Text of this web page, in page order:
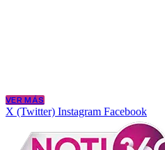
VER MÁS
X (Twitter) Instagram Facebook